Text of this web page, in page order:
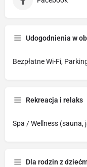
Udogodnienia w
Bezpłatne Wi-Fi,
Rekreacja i relaks
Spa / Wellness (sauna,
Dla rodzin z